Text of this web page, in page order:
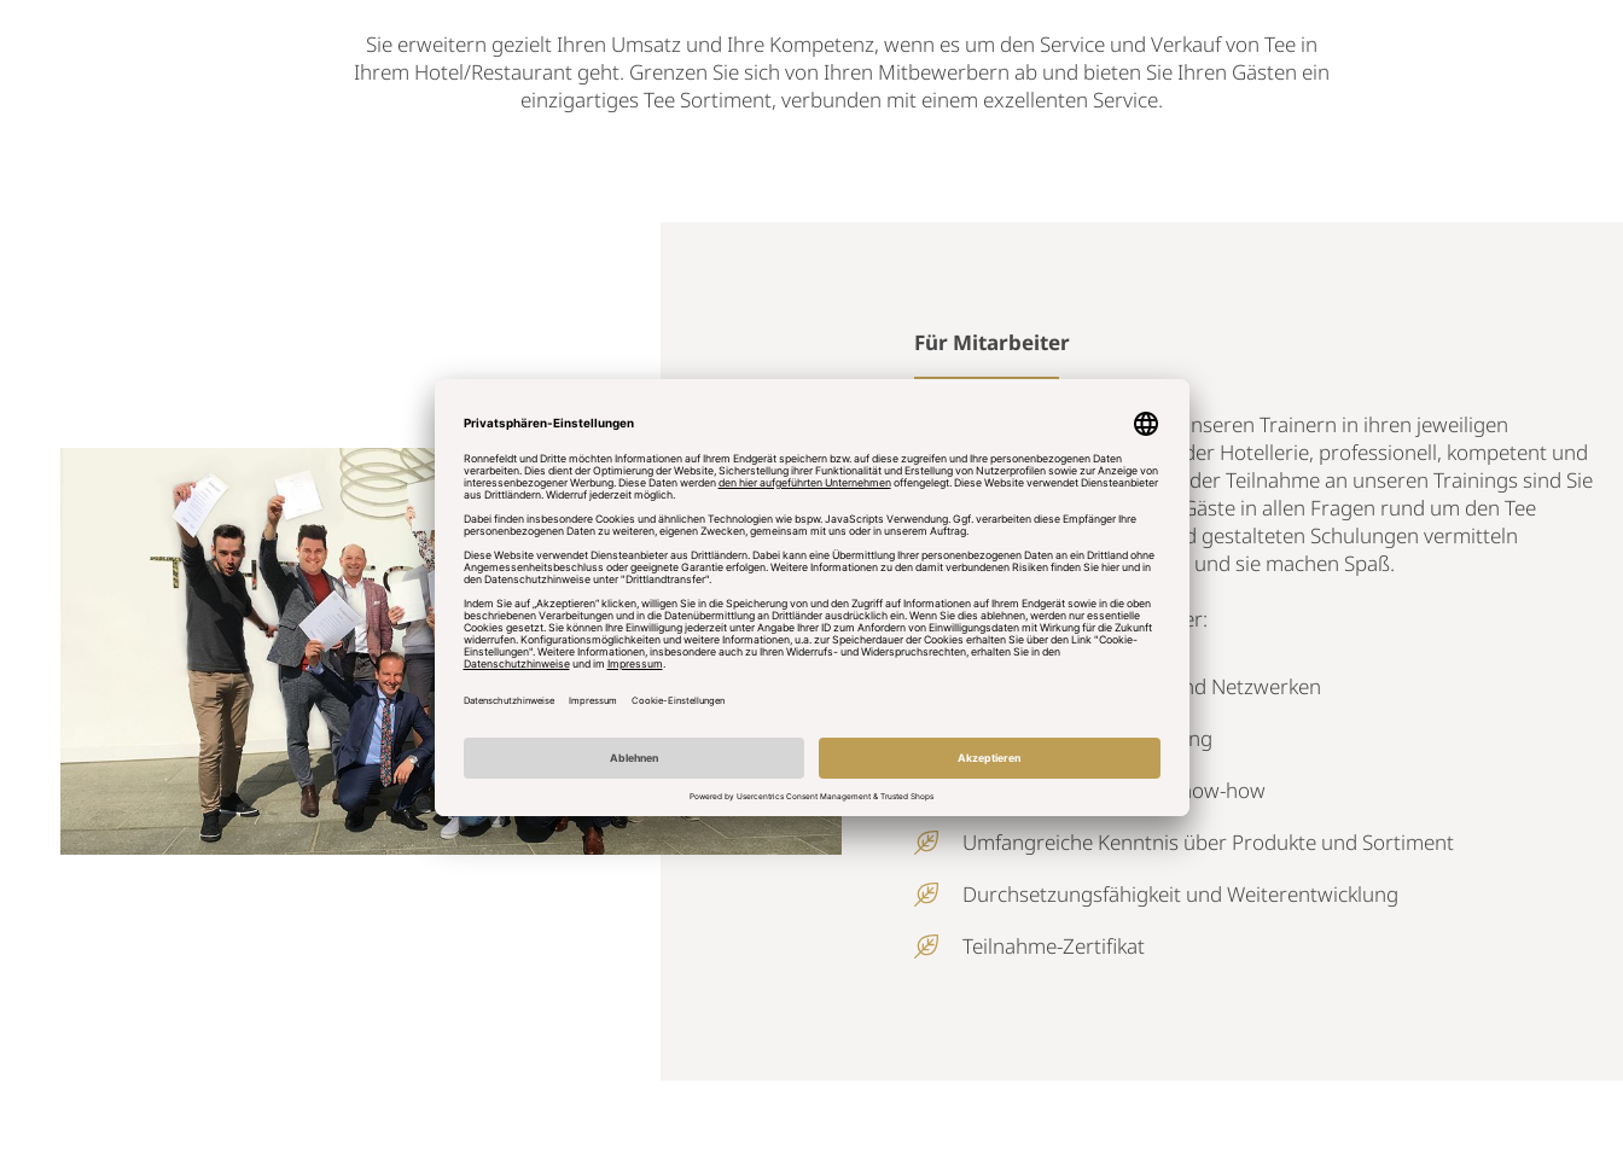
Sie erweitern gezielt Ihren Umsatz und Ihre Kompetenz, wenn es um den Service und Verkauf von Tee in
Ihrem Hotel/Restaurant geht. Grenzen Sie sich von Ihren Mitbewerbern ab und bieten Sie Ihren Gästen ein
einzigartiges Tee Sortiment, verbunden mit einem exzellenten Service.
Für Mitarbeiter
Ihre Mitarbeiter werden von unseren Trainern in ihren jeweiligen
Bereichen, ob Gastronomie oder Hotellerie, professionell, kompetent und
umfassend ausgebildet. Nach der Teilnahme an unseren Trainings sind Sie
wahre Tee-Experten, die Ihre Gäste in allen Fragen rund um den Tee
beraten können. Die spannend gestalteten Schulungen vermitteln
praxisbezogenes Know-how – und sie machen Spaß.
Die Vorteile für Ihre Mitarbeiter:
Aufbau von Kontakten und Netzwerken
Persönlichkeitsentwicklung
Mehr Kompetenz und Know-how
Umfangreiche Kenntnis über Produkte und Sortiment
Durchsetzungsfähigkeit und Weiterentwicklung
Teilnahme-Zertifikat